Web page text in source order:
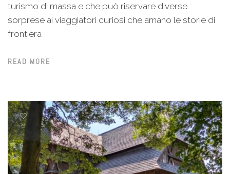
turismo di massa e che può riservare diverse
sorprese ai viaggiatori curiosi che amano le storie di
frontiera
READ MORE
0